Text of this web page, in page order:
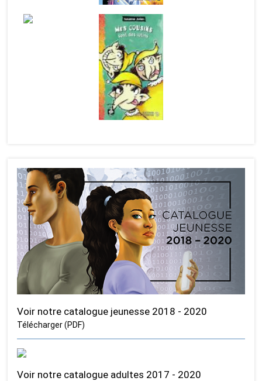
Voir notre catalogue jeunesse 2018 - 2020
Télécharger (PDF)
Voir notre catalogue adultes 2017 - 2020